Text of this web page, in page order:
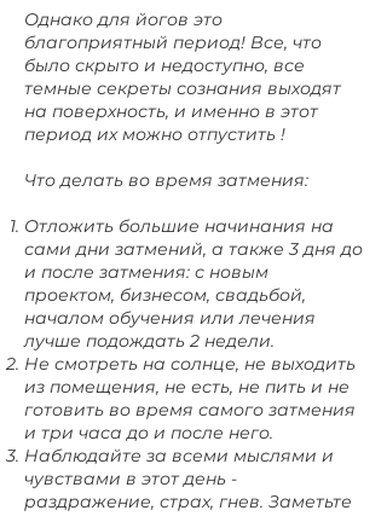
Однако для йогов это
благоприятный период! Все, что
было скрыто и недоступно, все
темные секреты сознания выходят
на поверхность, и именно в этот
период их можно отпустить !
Что делать во время затмения:
Отложить большие начинания на
сами дни затмений, а также 3 дня до
и после затмения: с новым
проектом, бизнесом, свадьбой,
началом обучения или лечения
лучше подождать 2 недели.
Не смотреть на солнце, не выходить
из помещения, не есть, не пить и не
готовить во время самого затмения
и три часа до и после него.
Наблюдайте за всеми мыслями и
чувствами в этот день -
раздражение, страх, гнев. Заметьте